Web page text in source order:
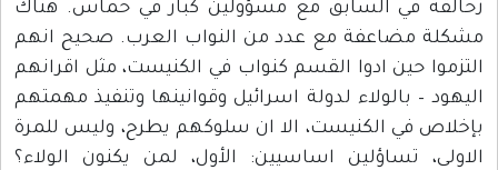
زحالقة في السابق مع مسؤولين كبار في حماس. هناك
مشكلة مضاعفة مع عدد من النواب العرب. صحيح انهم
التزموا حين ادوا القسم كنواب في الكنيست، مثل اقرانهم
اليهود – بالولاء لدولة اسرائيل وقوانينها وتنفيذ مهمتهم
بإخلاص في الكنيست، الا ان سلوكهم يطرح، وليس للمرة
الاولى، تساؤلين اساسيين: الأول، لمن يكنون الولاء؟